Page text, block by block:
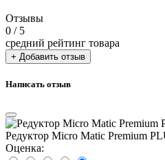
Отзывы
0 / 5
средний рейтинг товара
+ Добавить отзыв
Написать отзыв
Редуктор Micro Matic Premium
Оценка: